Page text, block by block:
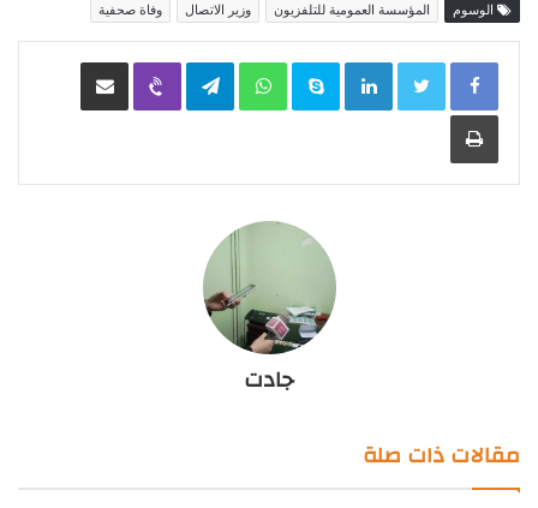
الوسوم المؤسسة العمومية للتلفزيون وزير الاتصال وفاة صحفية
LinkedIn
Skype
WhatsApp
Telegram
Viber مشاركة عبر البريد
طباعة
جادت
مقالات ذات صلة